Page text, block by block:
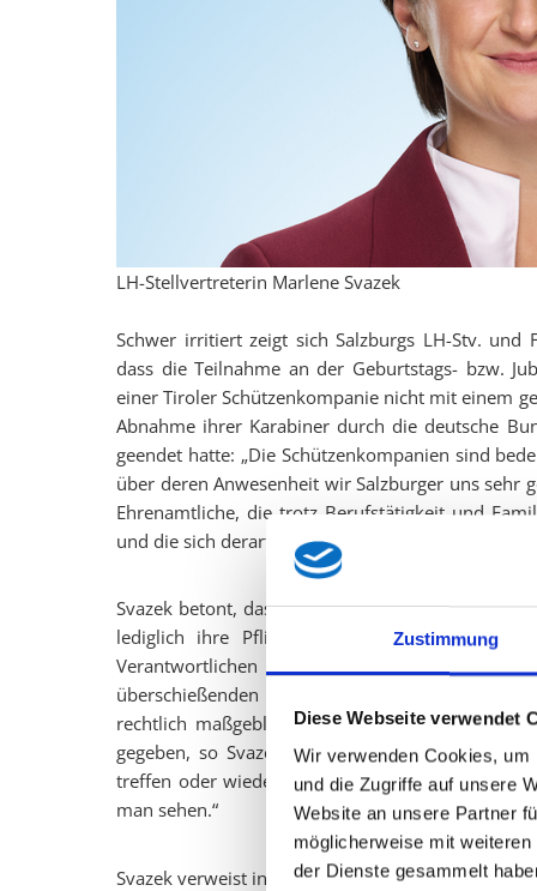
Zustimmung
Diese Webseite verwendet
Wir verwenden Cookies,
und die Zugriffe auf unsere
Website an unsere Partner
möglicherweise mit
der Dienste gesammelt
LH-Stellvertreterin Marlene Svazek
Schwer irritiert zeigt sich Salzburgs LH-Stv. und
dass die Teilnahme an der Geburtstags- bzw.
einer Tiroler Schützenkompanie nicht mit einem
Abnahme ihrer Karabiner durch die deutsche
geendet hatte: „Die Schützenkompanien sind
über deren Anwesenheit wir Salzburger uns sehr
Ehrenamtliche, die trotz Berufstätigkeit und
und die sich derartige Schikanen schlichtweg nicht
Svazek betont, dass ihre Kritik nicht der Polizei
lediglich ihre Pflicht und vollziehen die
Verantwortlichen für eine ausufernde
überschießenden Restriktionen mündet,
rechtlich maßgeblich gewesen, auch in
gegeben, so Svazek weiter: „Ob die
treffen oder wieder rechtschaffene Bürger bzw.
man sehen.“
Svazek verweist in diesem Zusammenhang etwa